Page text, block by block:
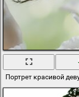
Портрет красивой